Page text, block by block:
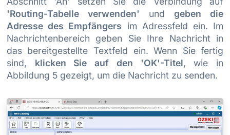
'Routing-Tabelle verwenden' undgeben die
Adresse des Empfängers im Adressfeld ein. Im
Nachrichtenbereich geben Sie Ihre Nachricht in
das bereitgestellte Textfeld ein. Wenn Sie fertig
sind, klicken Sie auf den 'OK'-Titel, wie in
Abbildung 5 gezeigt, um die Nachricht zu senden.